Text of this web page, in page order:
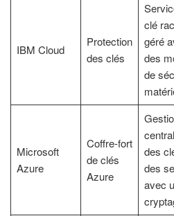
IBM Cloud
Protection
des clés
clé
géré
des
de
Microsoft
Azure
Coffre-fort
de clés
Azure
des
des
avec